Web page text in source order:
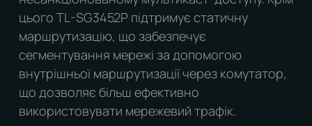
цього TL-SG3452P підтримує статичну
маршрутизацію, що забезпечує
сегментування мережі за допомогою
внутрішньої маршрутизації через комутатор,
що дозволяє більш ефективно
використовувати мережевий трафік.